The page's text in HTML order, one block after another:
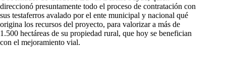
direccionó presuntamente todo el proceso de contratación con
sus testaferros avalado por el ente municipal y nacional qué
origina los recursos del proyecto, para valorizar a más de
1.500 hectáreas de su propiedad rural, que hoy se benefician
con el mejoramiento vial.